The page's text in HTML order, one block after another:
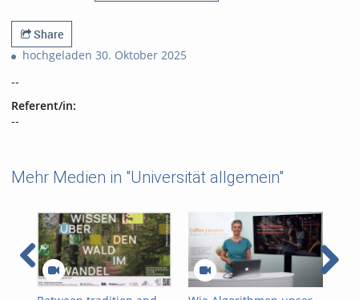
views
favorites
Share
hochgeladen 30. Oktober 2025
--
Referent/in:
--
Mehr Medien in "Universität allgemein"